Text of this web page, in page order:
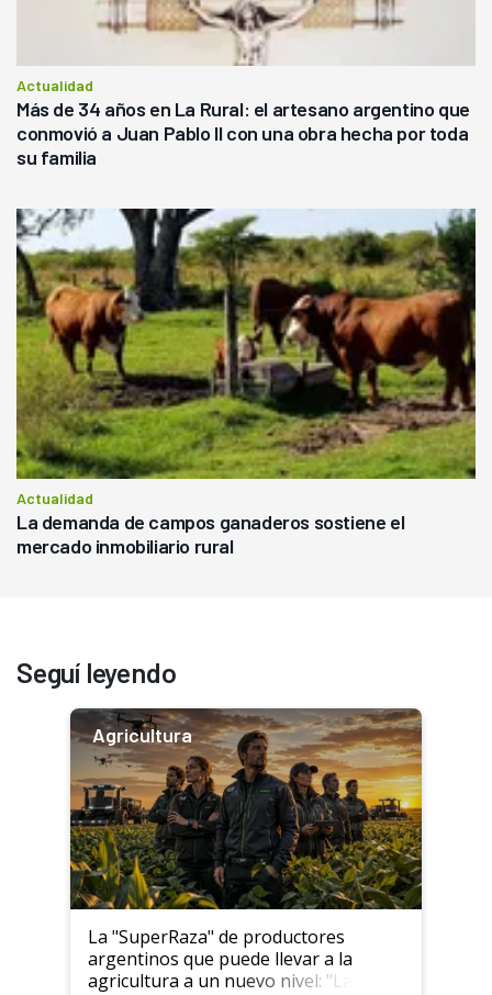
Actualidad
Más de 34 años en La Rural: el artesano argentino que
conmovió a Juan Pablo II con una obra hecha por toda
su familia
Actualidad
La demanda de campos ganaderos sostiene el
mercado inmobiliario rural
Seguí leyendo
Agricultura
La "SuperRaza" de productores
argentinos que puede llevar a la
agricultura a un nuevo nivel: "Las